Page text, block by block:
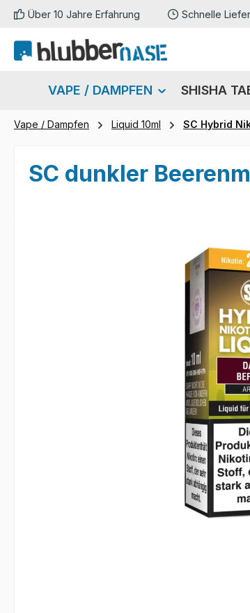
Hauptinhalt springen
Zur Suche springen
Zur Hauptnavigation springen
Über 10 Jahre Erfahrung Schnelle
VAPE / DAMPFEN SHISHA
Vape / Dampfen Liquid 10ml SC Hybrid
SC dunkler